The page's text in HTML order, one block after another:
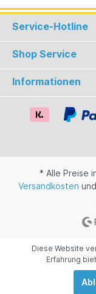
Service-Hotline
Shop Service
Informationen
* Alle Preise
Versandkosten
Diese Website
Erfahrung